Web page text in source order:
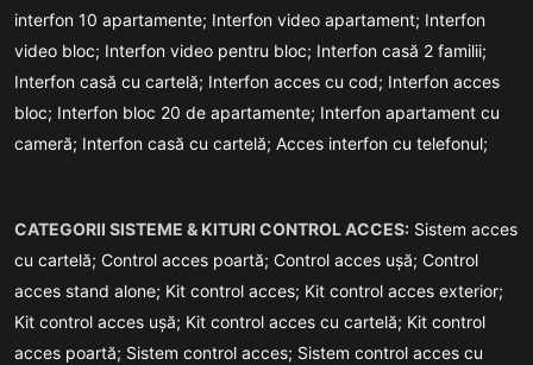
interfon 10 apartamente; Interfon video apartament; Interfon
video bloc; Interfon video pentru bloc; Interfon casă 2 familii;
Interfon casă cu cartelă; Interfon acces cu cod; Interfon acces
bloc; Interfon bloc 20 de apartamente; Interfon apartament cu
cameră; Interfon casă cu cartelă; Acces interfon cu telefonul;
CATEGORII SISTEME & KITURI CONTROL ACCES: Sistem acces
cu cartelă; Control acces poartă; Control acces ușă; Control
acces stand alone; Kit control acces; Kit control acces exterior;
Kit control acces ușă; Kit control acces cu cartelă; Kit control
acces poartă; Sistem control acces; Sistem control acces cu